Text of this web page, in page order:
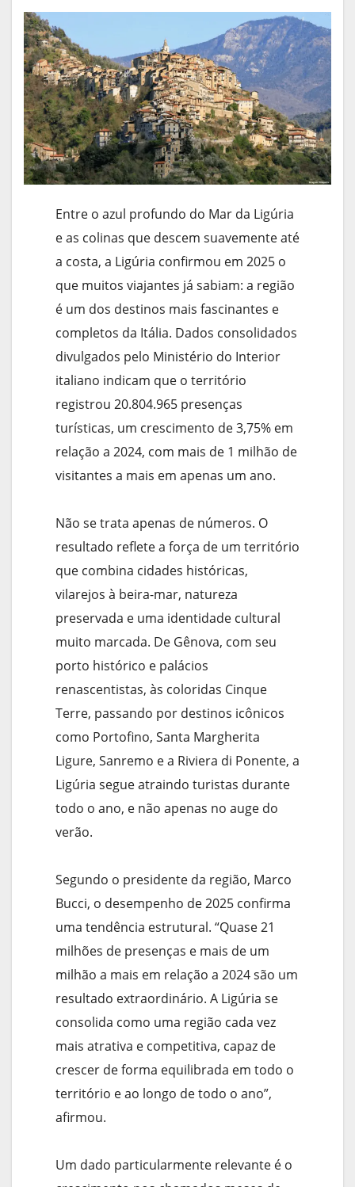
Entre o azul profundo do Mar da Ligúria
e as colinas que descem suavemente até
a costa, a Ligúria confirmou em 2025 o
que muitos viajantes já sabiam: a região
é um dos destinos mais fascinantes e
completos da Itália. Dados consolidados
divulgados pelo Ministério do Interior
italiano indicam que o território
registrou 20.804.965 presenças
turísticas, um crescimento de 3,75% em
relação a 2024, com mais de 1 milhão de
visitantes a mais em apenas um ano.
Não se trata apenas de números. O
resultado reflete a força de um território
que combina cidades históricas,
vilarejos à beira-mar, natureza
preservada e uma identidade cultural
muito marcada. De Gênova, com seu
porto histórico e palácios
renascentistas, às coloridas Cinque
Terre, passando por destinos icônicos
como Portofino, Santa Margherita
Ligure, Sanremo e a Riviera di Ponente, a
Ligúria segue atraindo turistas durante
todo o ano, e não apenas no auge do
verão.
Segundo o presidente da região, Marco
Bucci, o desempenho de 2025 confirma
uma tendência estrutural. “Quase 21
milhões de presenças e mais de um
milhão a mais em relação a 2024 são um
resultado extraordinário. A Ligúria se
consolida como uma região cada vez
mais atrativa e competitiva, capaz de
crescer de forma equilibrada em todo o
território e ao longo de todo o ano”,
afirmou.
Um dado particularmente relevante é o